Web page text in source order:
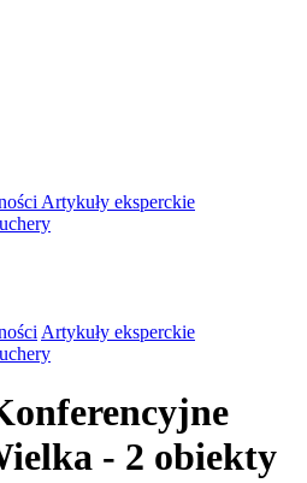
Artykuły eksperckie
Artykuły eksperckie
- 2 obiekty